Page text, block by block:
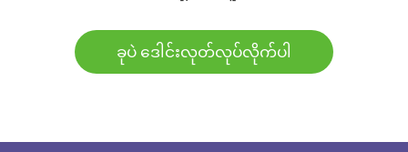
ခုပဲ ဒေါင်းလုတ်လုပ်လိုက်ပါ